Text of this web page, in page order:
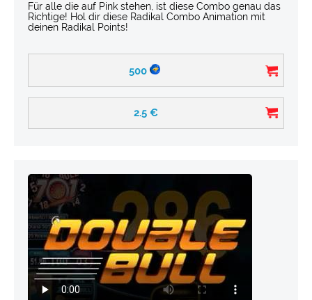
Für alle die auf Pink stehen, ist diese Combo genau das
Richtige! Hol dir diese Radikal Combo Animation mit
deinen Radikal Points!
500
2.5 €